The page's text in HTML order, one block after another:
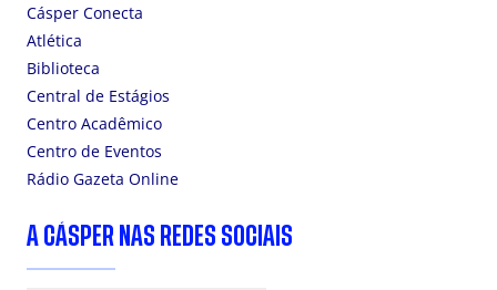
Cásper Conecta
Atlética
Biblioteca
Central de Estágios
Centro Acadêmico
Centro de Eventos
Rádio Gazeta Online
A CÁSPER NAS REDES SOCIAIS